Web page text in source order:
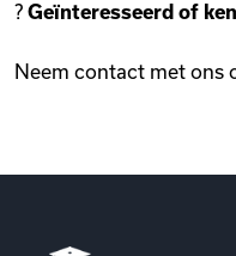
? Geïnteresseerd of
Neem contact met ons